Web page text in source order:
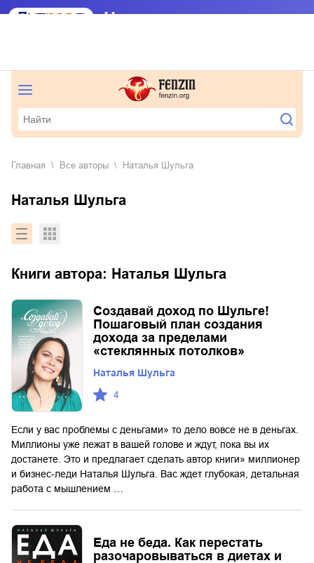
Главная Все авторы Наталья Шульга
Наталья Шульга
Книги автора: Наталья Шульга
Создавай доход по Шульге!
Пошаговый план создания
дохода за пределами
«стеклянных потолков»
Наталья Шульга
4
Если у вас проблемы с деньгами» то дело вовсе не в деньгах.
Миллионы уже лежат в вашей голове и ждут, пока вы их
достанете. Это и предлагает сделать автор книги» миллионер
и бизнес-леди Наталья Шульга. Вас ждет глубокая, детальная
работа с мышлением …
Еда не беда. Как перестать
разочаровываться в диетах и